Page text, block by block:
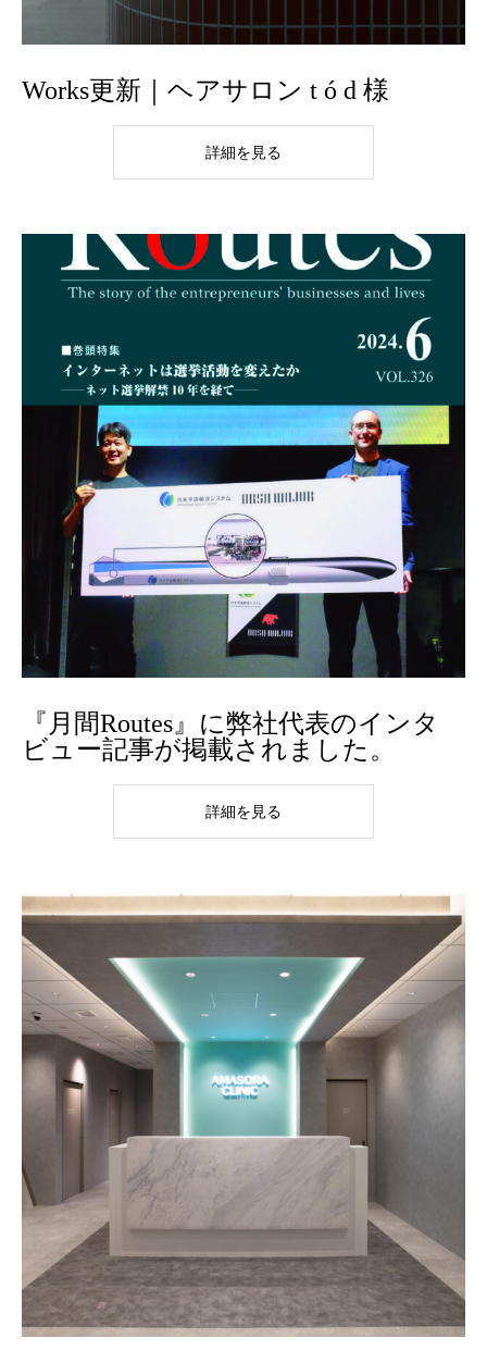
Works更新｜ヘアサロン t ó d 様
詳細を見る
『月間Routes』に弊社代表のインタ
ビュー記事が掲載されました。
詳細を見る